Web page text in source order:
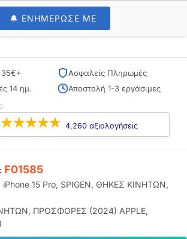
🔔 ΕΝΗΜΕΡΩΣΕ ΜΕ
Ασφαλείς Πληρωμές
14 ημ.
Αποστολή 1-3 εργάσιμες
4,260 αξιολογήσεις
F01585
iPhone 15 Pro, SPIGEN, ΘΗΚΕΣ ΚΙΝΗΤΩΝ,
, ΠΡΟΣΦΟΡΕΣ (2024) APPLE,